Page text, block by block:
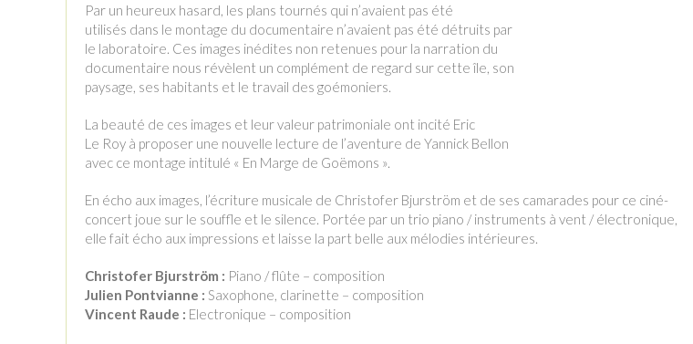
Par un heureux hasard, les plans tournés qui n’avaient pas été
utilisés dans le montage du documentaire n’avaient pas été détruits par
le laboratoire. Ces images inédites non retenues pour la narration du
documentaire nous révèlent un complément de regard sur cette île, son
paysage, ses habitants et le travail des goémoniers.
La beauté de ces images et leur valeur patrimoniale ont incité Eric
Le Roy à proposer une nouvelle lecture de l’aventure de Yannick Bellon
avec ce montage intitulé « En Marge de Goëmons ».
En écho aux images, l’écriture musicale de Christofer Bjurström et de ses camarades pour ce ciné-
concert joue sur le souffle et le silence. Portée par un trio piano / instruments à vent / électronique,
elle fait écho aux impressions et laisse la part belle aux mélodies intérieures.
Christofer Bjurström : Piano / flûte – composition
Julien Pontvianne : Saxophone, clarinette – composition
Vincent Raude : Electronique – composition